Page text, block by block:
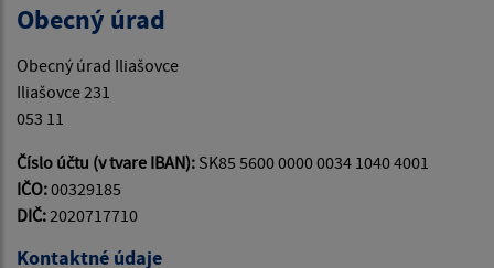
Obecný úrad
Obecný úrad Iliašovce
Iliašovce 231
053 11
Číslo účtu (v tvare IBAN): SK85 5600 0000 0034 1040 4001
IČO:00329185
DIČ: 2020717710
Kontaktné údaje